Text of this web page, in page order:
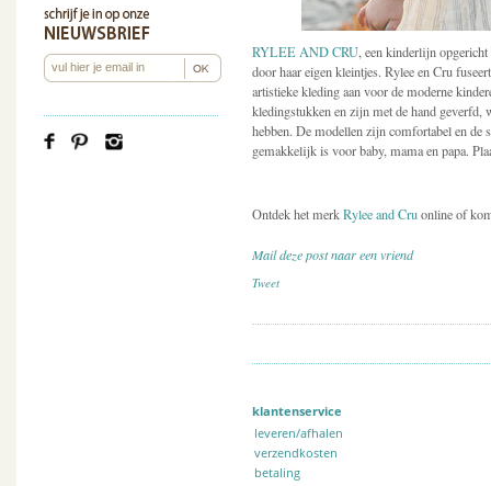
RYLEE AND CRU, een kinderlijn
door haar eigen kleintjes. Rylee en Cru
artistieke kleding aan voor de moderne
kledingstukken en zijn met de hand geverfd,
hebben. De modellen zijn comfortabel en de
gemakkelijk is voor baby, mama en papa.
Ontdek het merkRylee and Cruonline of
Mail deze post naar een vriend
Tweet
klantenservice
leveren/afhalen
verzendkosten
betaling